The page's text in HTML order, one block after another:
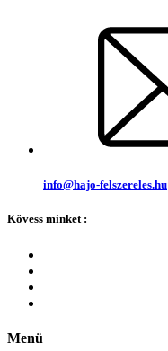
info@hajo-felszereles.hu
Kövess minket :
Menü